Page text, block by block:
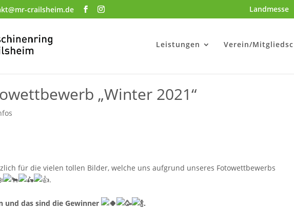
crailsheim.de Landmesse
Leistungen Verein/
„Winter 2021“
für die vielen tollen Bilder, welche uns aufgrund unseres Fotowettbewerbs
.
und das sind die Gewinner
.